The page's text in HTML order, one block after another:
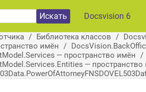
Искать Docsvision 6
Библиотека классов
имён
— пространство имён
— пространство